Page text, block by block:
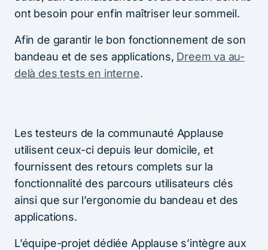
ont besoin pour enfin maîtriser leur sommeil.
Afin de garantir le bon fonctionnement de son
bandeau et de ses applications, Dreem va au-
delà des tests en interne.
Les testeurs de la communauté Applause
utilisent ceux-ci depuis leur domicile, et
fournissent des retours complets sur la
fonctionnalité des parcours utilisateurs clés
ainsi que sur l’ergonomie du bandeau et des
applications.
L’équipe-projet dédiée Applause s’intègre aux